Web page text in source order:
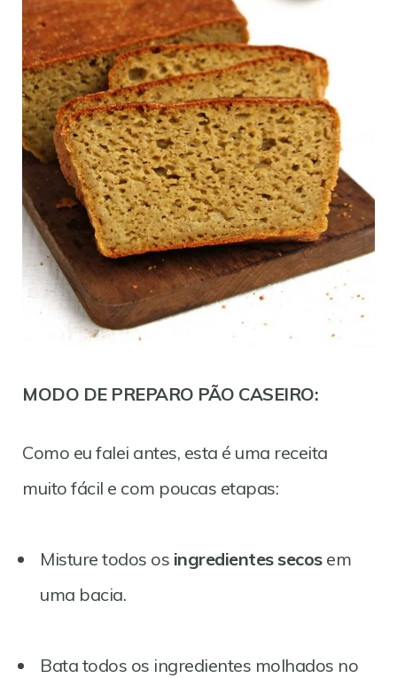
MODO DE PREPARO PÃO CASEIRO:
Como eu falei antes, esta é uma receita
muito fácil e com poucas etapas:
Misture todos os ingredientes secosem
uma bacia.
Bata todos os ingredientes molhados no